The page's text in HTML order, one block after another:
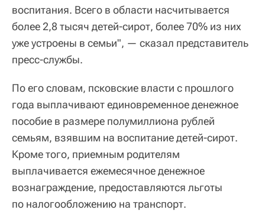
воспитания. Всего в области насчитывается
более 2,8 тысяч детей-сирот, более 70% из них
уже устроены в семьи", — сказал представитель
пресс-службы.
По его словам, псковские власти с прошлого
года выплачивают единовременное денежное
пособие в размере полумиллиона рублей
семьям, взявшим на воспитание детей-сирот.
Кроме того, приемным родителям
выплачивается ежемесячное денежное
вознаграждение, предоставляются льготы
по налогообложению на транспорт.